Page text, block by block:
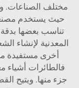
مختلف الصناعات.
حيث يستخدم
تناسب بعضها
المعدنية لإنشاء
أخرى مستفيدة
فالطائرات أشياء
جزء منها. ويتيح